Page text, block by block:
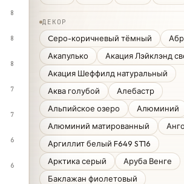
8
8
8
7
7
6
6
ДЕКОР
Cеро-коричневый тёмный
Акапулько
Акация Лэйклэнд
Акация Шеффилд натуральный
Аква голубой
Алебастр
Альпийское озеро
Алюминий
Алюминий матированный
Аргиллит белый F649 ST16
Арктика серый
Аруба Венге
Баклажан фиолетовый